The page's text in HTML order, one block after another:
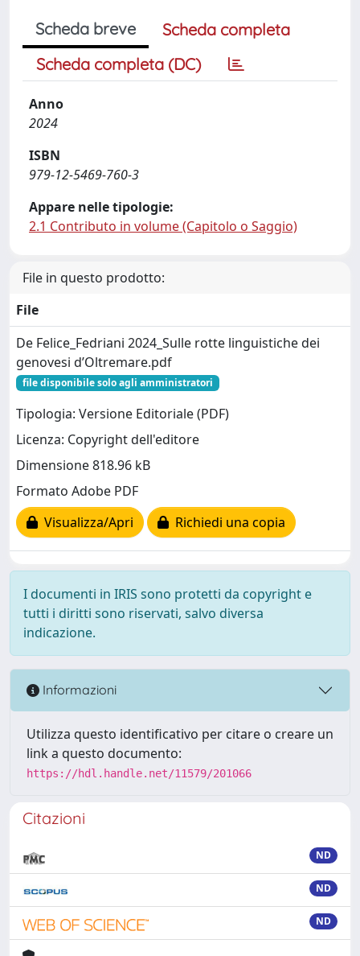
Scheda breve
Scheda completa
Scheda completa (DC)
Anno
2024
ISBN
979-12-5469-760-3
Appare nelle tipologie:
2.1 Contributo in volume (Capitolo o Saggio)
File in questo prodotto:
File
De Felice_Fedriani 2024_Sulle rotte linguistiche dei
genovesi d’Oltremare.pdf
file disponibile solo agli amministratori
Tipologia: Versione Editoriale (PDF)
Licenza: Copyright dell'editore
Dimensione 818.96 kB
Formato Adobe PDF
Visualizza/Apri
Richiedi una copia
I documenti in IRIS sono protetti da copyright e
tutti i diritti sono riservati, salvo diversa
indicazione.
Informazioni
Utilizza questo identificativo per citare o creare un
link a questo documento:
https://hdl.handle.net/11579/201066
Citazioni
ND
ND
ND